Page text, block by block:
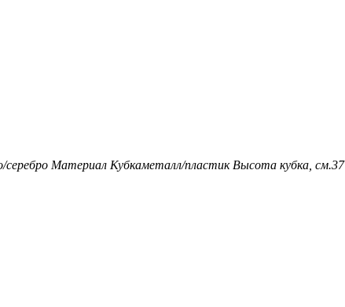
серебро Материал Кубкаметалл/пластик Высота кубка, см.37